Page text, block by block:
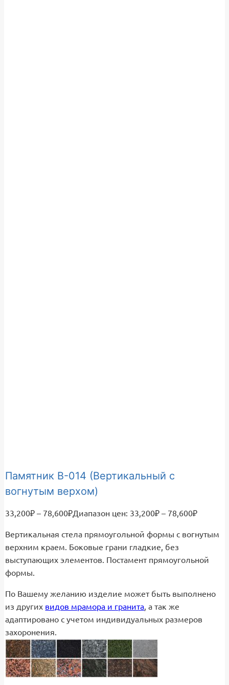
Памятник В-014 (Вертикальный с
вогнутым верхом)
33,200₽ – 78,600₽Диапазон цен: 33,200₽ – 78,600₽
Вертикальная стела прямоугольной формы с вогнутым
верхним краем. Боковые грани гладкие, без
выступающих элементов. Постамент прямоугольной
формы.
По Вашему желанию изделие может быть выполнено
из других видов мрамора и гранита, а так же
адаптировано с учетом индивидуальных размеров
захоронения.